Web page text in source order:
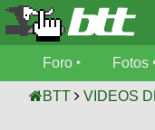
Foro
Foro
Fotos
Foro Fotos
BTT VIDEOS